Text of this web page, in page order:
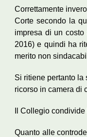
Correttamente
Corte secondo la
impresa di un
2016) e quindi ha
merito non
Si ritiene pertanto la
ricorso in camera di
Il Collegio
Quanto alle